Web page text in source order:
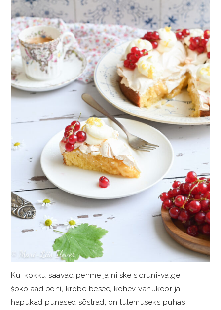
Kui kokku saavad pehme ja niiske sidruni-valge
šokolaadipõhi, krõbe besee, kohev vahukoor ja
hapukad punased sõstrad, on tulemuseks puhas